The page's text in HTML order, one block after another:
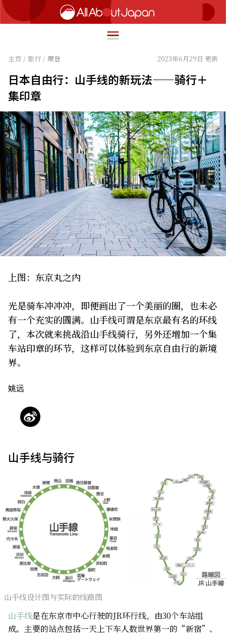
简体中文
繁體中文
ภาษาไทย
한국어
日本語
HOME
旅行
美食
文化
热点
生活
关于我们 网站政策
主页 / 旅行 / 摩登 2023年6月29日 更新
日本自由行：山手线的新玩法——骑行＋
集印章
上图：东京丸之内
光是骑车冲冲冲，即便画出了一个美丽的圈，也未必
有一个充实的圆满。山手线可谓是东京最有名的环线
了，本次就来挑战沿山手线骑行，另外还增加一个集
车站印章的环节，这样可以体验到东京自由行的新境
界。
姚远
山手线与骑行
山手线设计图与实际的线路图
山手线是在东京市中心行驶的JR环行线，由30个车站组
成。主要的站点包括一天上下车人数世界第一的“新宿”、